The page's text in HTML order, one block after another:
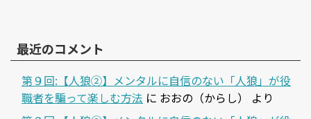
最近のコメント
第９回:【人狼②】メンタルに自信のない「人狼」が役
職者を騙って楽しむ方法 に おおの（からし）
より